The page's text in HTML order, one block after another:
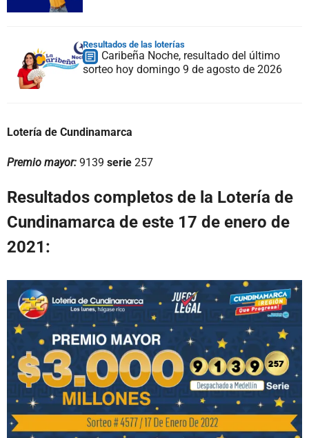
Resultados de las loterías
Caribeña Noche, resultado del último
sorteo hoy domingo 9 de agosto de 2026
Lotería de Cundinamarca
Premio mayor: 9139 serie 257
Resultados completos de la Lotería de
Cundinamarca de este 17 de enero de
2021: